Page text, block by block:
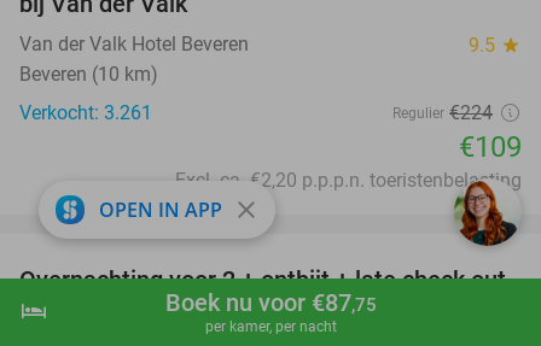
shopping_cart Boek nu
hotel Boek nu voor €87,75
per kamer, per nacht
Van der Valk Hotel Beveren 9.5 star
Beveren (10 km)
Verkocht: 3.261
Regulier €224
€109
Excl. ca. €2,20 p.p.p.n. toeristenbelasting
59%
favorite_border
Overnachting voor 2 + ontbijt + late check out
+ toegang wellness in hartje Antwerpen
OPEN IN APP close